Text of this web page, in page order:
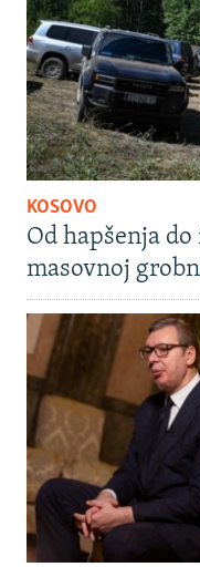
KOSOVO
Od hapšenja
masovnoj